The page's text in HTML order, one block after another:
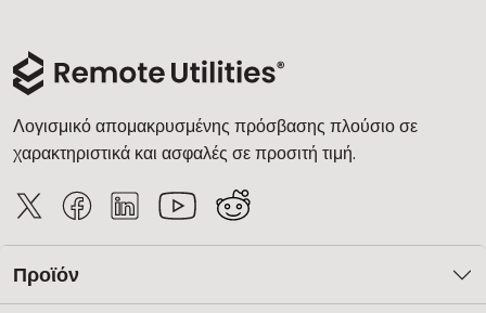
Λογισμικό απομακρυσμένης πρόσβασης πλούσιο σε
χαρακτηριστικά και ασφαλές σε προσιτή τιμή.
Προϊόν